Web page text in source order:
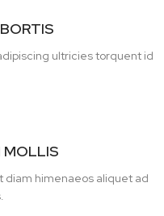
ultricies torquent id
MOLLIS
diam himenaeos aliquet ad